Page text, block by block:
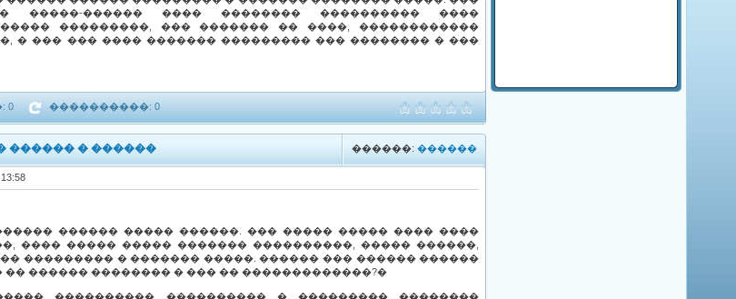
�����-������ ���� �������� ���������� ����
���������, ��� ������� �� ����, ������������
� ��� ��� ���� ������� ��������� ��� �������� � ���
0 ����������: 0
������:������
������ � ������
������ ����� ������. ��� ����� ����� ���� ����
���� ����� ����� ������� ����������, ����� ������,
��������� � ������� �����. ������ ��� ������ ������
������ �������� � ��� �� �������������?�
���������� ���������� � ��������� ��������